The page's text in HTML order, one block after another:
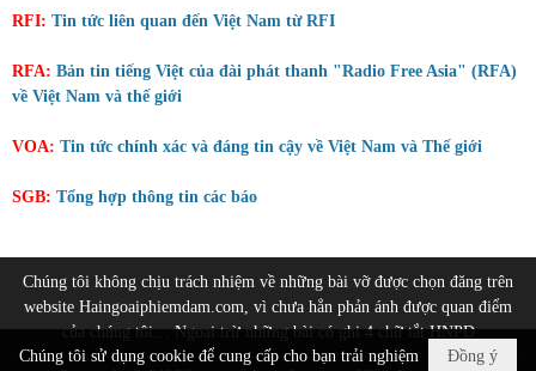
RFI: Tin tức liên quan đến Việt Nam từ RFI
RFA: Bản tin tiếng Việt của đài phát thanh "Radio Free Asia" (RFA)
về Việt Nam và thế giới
VOA: Tin tức chính xác và đáng tin cậy về Việt Nam và Thế giới
SGB: Tổng hợp thông tin các báo
Chúng tôi không chịu trách nhiệm về những bài vỡ được chọn đăng trên
website Haingoaiphiemdam.com, vì chưa hẳn phản ánh được quan điểm
của chúng tôi… Ngoại trừ những bài có ghi 4 chữ tắt HNPD
Đồng ý
Chúng tôi sử dụng cookie để cung cấp cho bạn trải nghiệm